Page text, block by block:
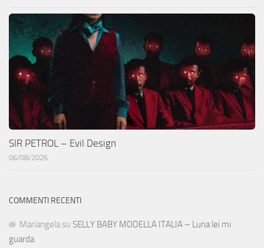
SIR PETROL – Evil Design
06/08/2026
COMMENTI RECENTI
Mariangela su SELLY BABY MODELLA ITALIA – Luna lei mi
guarda